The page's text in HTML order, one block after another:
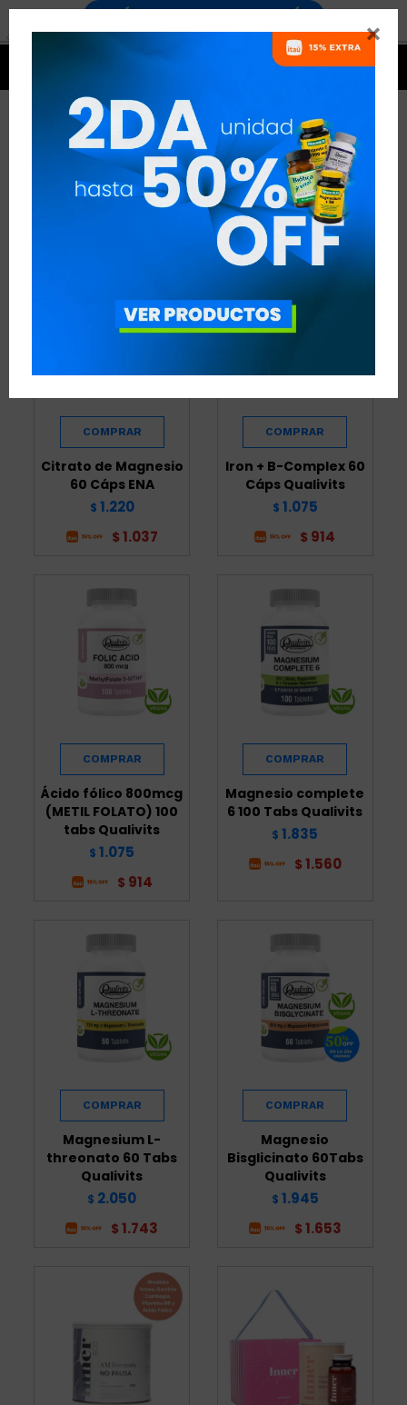

MINERALES
RECOMENDADOS
Citrato de Magnesio
60 Cáps ENA
$ 1.220
$ 1.037
Iron + B-Complex 60
Cáps Qualivits
$ 1.075
$ 914
Ácido fólico 800mcg
(METIL FOLATO) 100
tabs Qualivits
$ 1.075
$ 914
Magnesio complete
6 100 Tabs Qualivits
$ 1.835
$ 1.560
Magnesium L-
threonato 60 Tabs
Qualivits
$ 2.050
$ 1.743
Magnesio
Bisglicinato 60Tabs
Qualivits
$ 1.945
$ 1.653